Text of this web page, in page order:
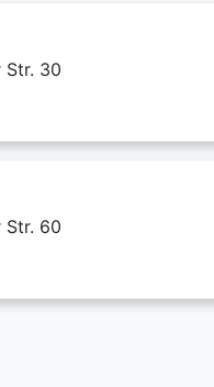
Str. 30
Str. 60